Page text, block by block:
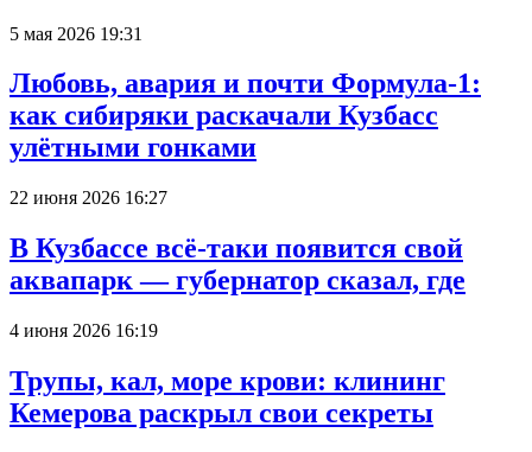
5 мая 2026 19:31
Любовь, авария и почти Формула-1:
как сибиряки раскачали Кузбасс
улётными гонками
22 июня 2026 16:27
В Кузбассе всё-таки появится свой
аквапарк — губернатор сказал, где
4 июня 2026 16:19
Трупы, кал, море крови: клининг
Кемерова раскрыл свои секреты